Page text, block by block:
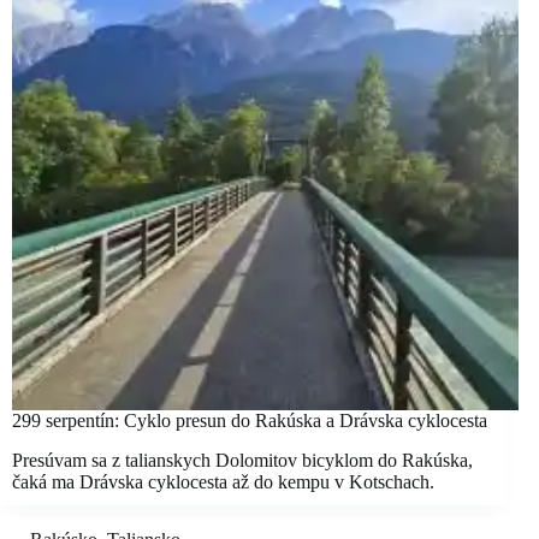
299 serpentín: Cyklo presun do Rakúska a Drávska cyklocesta
Presúvam sa z talianskych Dolomitov bicyklom do Rakúska,
čaká ma Drávska cyklocesta až do kempu v Kotschach.